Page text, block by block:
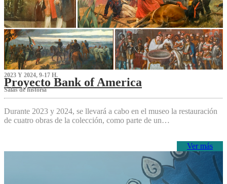
2023 Y 2024, 9-17 H.
Proyecto Bank of America
S‌alas de historia
Durante 2023 y 2024, se llevará a cabo en el museo la restauración
de cuatro obras de la colección, como parte de un…
Ver más